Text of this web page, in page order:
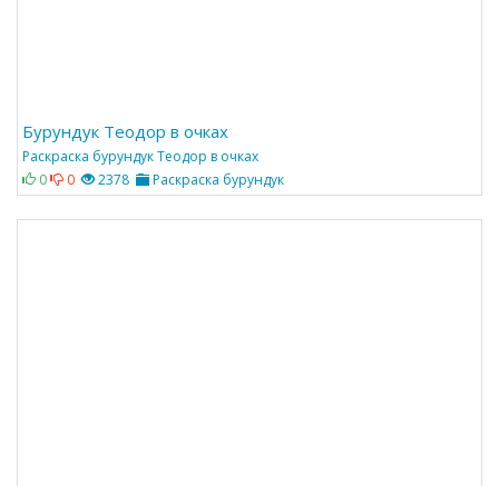
Бурундук Теодор в очках
Раскраска бурундук Теодор в очках
0
0 2378 Раскраска бурундук